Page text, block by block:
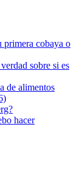
primera cobaya o
sobre si es
de alimentos
hacer